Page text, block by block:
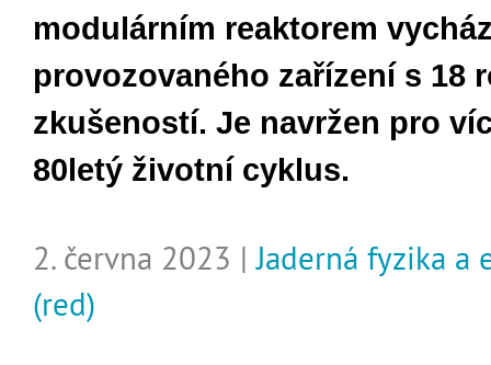
modulárním reaktorem
provozovaného zařízení s 18
zkušeností. Je navržen pro
80letý životní cyklus.
2. června 2023 |Jaderná fyzika a
(red)